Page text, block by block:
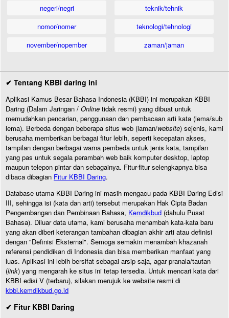
negeri/negri
nomor/nomer
november/nopember
teknik/tehnik
teknologi/tehnologi
zaman/jaman
✔ Tentang KBBI daring ini
Aplikasi Kamus Besar Bahasa Indonesia (KBBI) ini merupakan KBBI
Daring (Dalam Jaringan / Online tidak resmi) yang dibuat untuk
memudahkan pencarian, penggunaan dan pembacaan arti kata (lema/sub
lema). Berbeda dengan beberapa situs web (laman/website) sejenis, kami
berusaha memberikan berbagai fitur lebih, seperti kecepatan akses,
tampilan dengan berbagai warna pembeda untuk jenis kata, tampilan
yang pas untuk segala perambah web baik komputer desktop, laptop
maupun telepon pintar dan sebagainya. Fitur-fitur selengkapnya bisa
dibaca dibagian Fitur KBBI Daring.
Database utama KBBI Daring ini masih mengacu pada KBBI Daring Edisi
III, sehingga isi (kata dan arti) tersebut merupakan Hak Cipta Badan
Pengembangan dan Pembinaan Bahasa, Kemdikbud (dahulu Pusat
Bahasa). Diluar data utama, kami berusaha menambah kata-kata baru
yang akan diberi keterangan tambahan dibagian akhir arti atau definisi
dengan "Definisi Eksternal". Semoga semakin menambah khazanah
referensi pendidikan di Indonesia dan bisa memberikan manfaat yang
luas. Aplikasi ini lebih bersifat sebagai arsip saja, agar pranala/tautan
(link) yang mengarah ke situs ini tetap tersedia. Untuk mencari kata dari
KBBI edisi V (terbaru), silakan merujuk ke website resmi di
kbbi.kemdikbud.go.id
✔ Fitur KBBI Daring